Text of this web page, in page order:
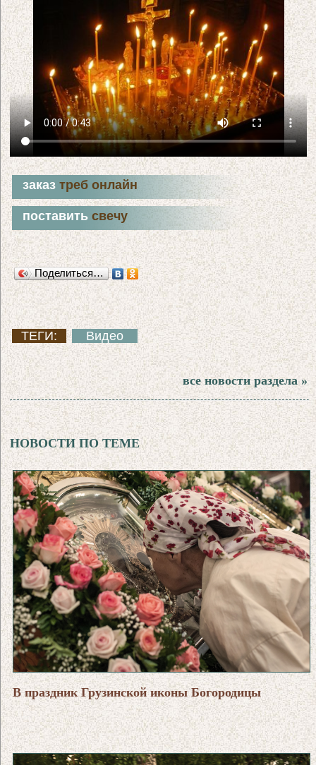
заказтреб онлайн
поставитьсвечу
Поделиться…
ТЕГИ: Видео
все новости раздела »
НОВОСТИ ПО ТЕМЕ
В праздник Грузинской иконы Богородицы